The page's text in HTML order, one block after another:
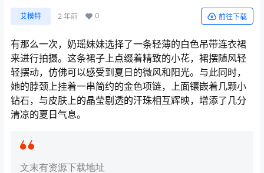
艾模特 2 年前 0 前往下载
有那么一次，奶瑶妹妹选择了一条轻薄的白色吊带连衣裙
来进行拍摄。这条裙子上点缀着精致的小花，裙摆随风轻
轻摆动，仿佛可以感受到夏日的微风和阳光。与此同时，
她的脖颈上挂着一串简约的金色项链，上面镶嵌着几颗小
钻石，与皮肤上的晶莹剔透的汗珠相互辉映，增添了几分
清凉的夏日气息。
文末有资源下载地址